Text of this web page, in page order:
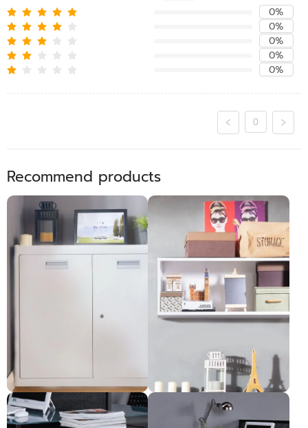
0%
0%
0%
0%
0%
0
Recommend products
နှစ်ဖက်ဖွင့်တံခါး ကက်ဘိနက် နံရံကပ်ဗီရိုငယ်။